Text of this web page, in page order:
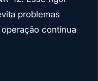
problemas
contínua